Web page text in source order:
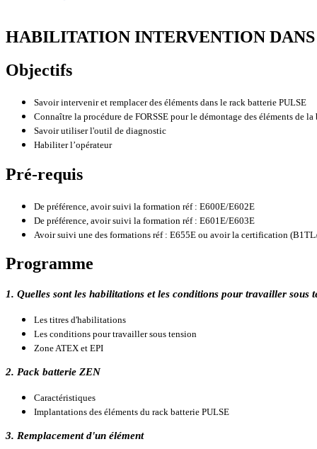
HABILITATION INTERVENTION
Objectifs
Savoir intervenir et remplacer des éléments dans le rack batterie PULSE
Connaître la procédure de FORSSE pour le démontage des éléments de la
Savoir utiliser l'outil de diagnostic
Habiliter l’opérateur
Pré-requis
De préférence, avoir suivi la formation réf : E600E/E602E
De préférence, avoir suivi la formation réf : E601E/E603E
Avoir suivi une des formations réf : E655E ou avoir la certification
Programme
1. Quelles sont les habilitations et les conditions pour travailler sous
Les titres d'habilitations
Les conditions pour travailler sous tension
Zone ATEX et EPI
2. Pack batterie ZEN
Caractéristiques
Implantations des éléments du rack batterie PULSE
3. Remplacement d'un élément